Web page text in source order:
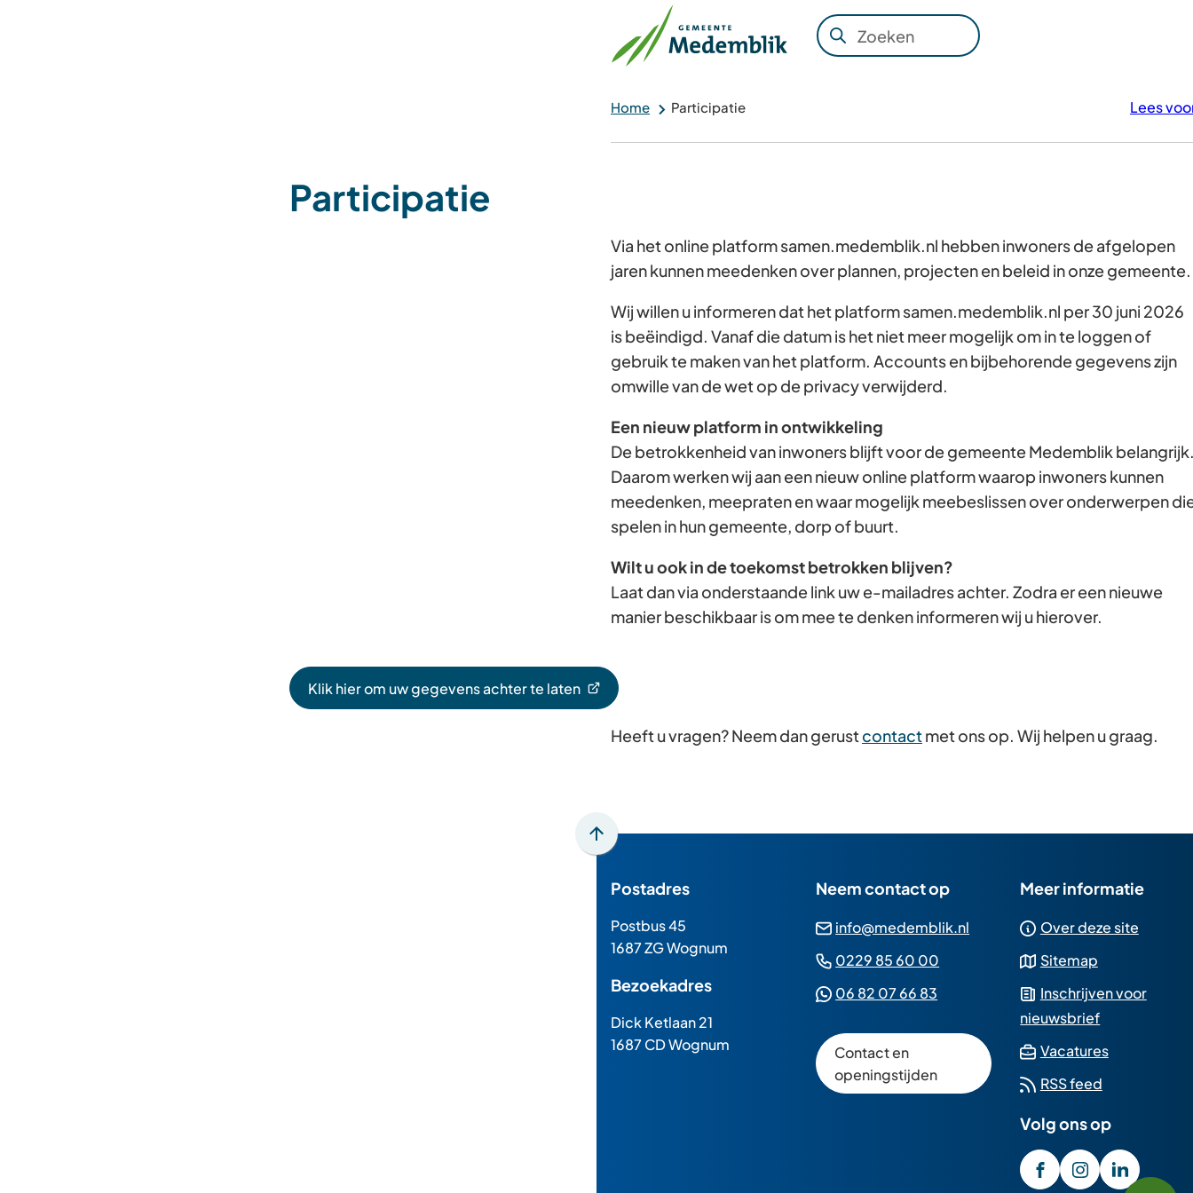
Zoeken
Wanneer
kun
door
pijl
en
omlaag
te
gebruiken.
Gebruik
enter-
een
waarde
te
selecteren.
Home Participatie Lees
Participatie
Via het online platform samen.medemblik.nl hebben inwoners de afgelopen
jaren kunnen meedenken over plannen, projecten en beleid in onze gemeente.
Wij willen u informeren dat het platform samen.medemblik.nl per 30 juni 2026
is beëindigd. Vanaf die datum is het niet meer mogelijk om in te loggen of
gebruik te maken van het platform. Accounts en bijbehorende gegevens zijn
omwille van de wet op de privacy verwijderd.
Een nieuw platform in ontwikkeling
De betrokkenheid van inwoners blijft voor de gemeente Medemblik
Daarom werken wij aan een nieuw online platform waarop inwoners kunnen
meedenken, meepraten en waar mogelijk meebeslissen over onderwerpen
spelen in hun gemeente, dorp of buurt.
Wilt u ook in de toekomst betrokken blijven?
Laat dan via onderstaande link uw e-mailadres achter. Zodra er een nieuwe
manier beschikbaar is om mee te denken informeren wij u hierover.
Klik hier om uw gegevens achter te laten
(Verwijst
Heeft u vragen? Neem dan gerustcontactmet ons op. Wij helpen u graag.
Scroll
boven
het
begin
van
paginainhoud
Postadres
Postbus 45
1687 ZG Wognum
Bezoekadres
Dick Ketlaan 21
1687 CD Wognum
Neem contact op
info@medemblik.nl (Verwijst
mailadres)
0229 85 60 00
telefoonnummer)
06 82 07 66 83
een
Whatsapp
telefoonnummer)
Contact en
openingstijden
Meer informatie
Over deze site
Sitemap
Inschrijven voor
nieuwsbrief
Vacatures(Verwijst
externe
website)
RSS feed
Volg ons op
/
(Verwijst(Verwijst(Verwijst